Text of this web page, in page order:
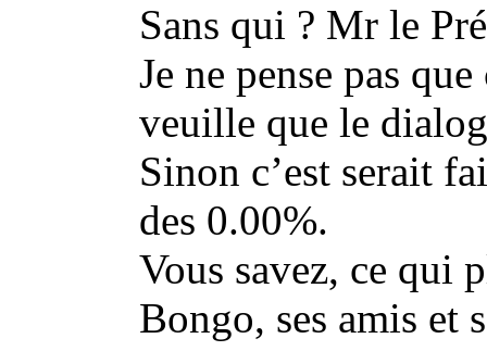
Sans qui ? Mr le
Je ne pense pas
veuille que le
Sinon c’est serait
des 0.00%.
Vous savez, ce qui
Bongo, ses amis et